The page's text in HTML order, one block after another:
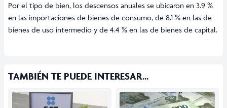
Por el tipo de bien, los descensos anuales se ubicaron en 3.9 %
en las importaciones de bienes de consumo, de 8.1 % en las de
bienes de uso intermedio y de 4.4 % en las de bienes de capital.
TAMBIÉN TE PUEDE INTERESAR...